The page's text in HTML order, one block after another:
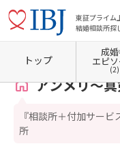
東証プライム
結婚相談所探
ホーム 佐賀県の結婚相談所
アンメリ～
『相談所＋付加サー
所
トップ
成
エピ
(2)